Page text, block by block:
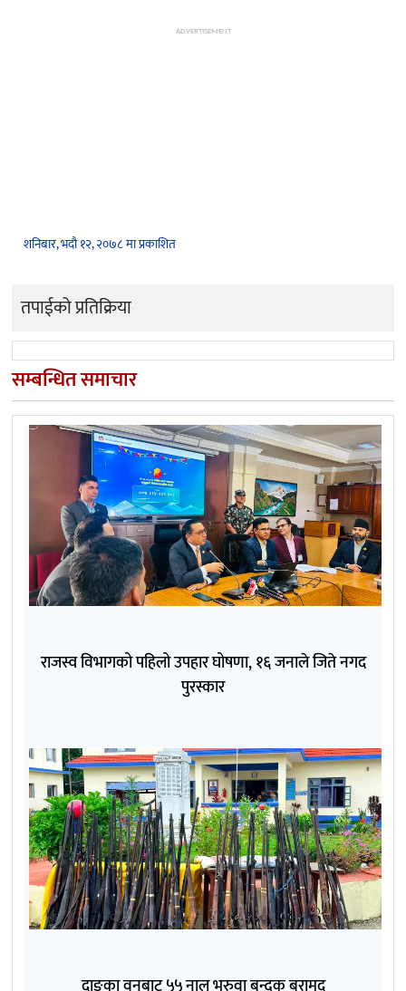
ADVERTISEMENT
शनिबार, भदौ १२, २०७८ मा प्रकाशित
तपाईको प्रतिक्रिया
सम्बन्धित समाचार
राजस्व विभागको पहिलो उपहार घोषणा, १६ जनाले जिते नगद
पुरस्कार